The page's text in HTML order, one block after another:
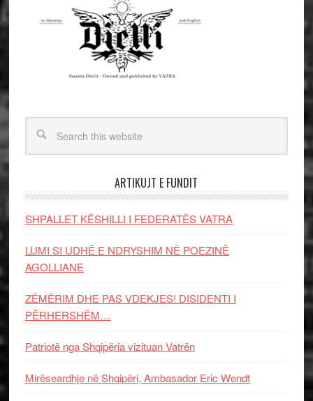
ARTIKUJT E FUNDIT
SHPALLET KËSHILLI I FEDERATËS VATRA
LUMI SI UDHË E NDRYSHIM NË POEZINË
AGOLLIANE
ZËMËRIM DHE PAS VDEKJES! DISIDENTI I
PËRHERSHËM…
Patriotë nga Shqipëria vizituan Vatrën
Mirëseardhje në Shqipëri, Ambasador Eric Wendt